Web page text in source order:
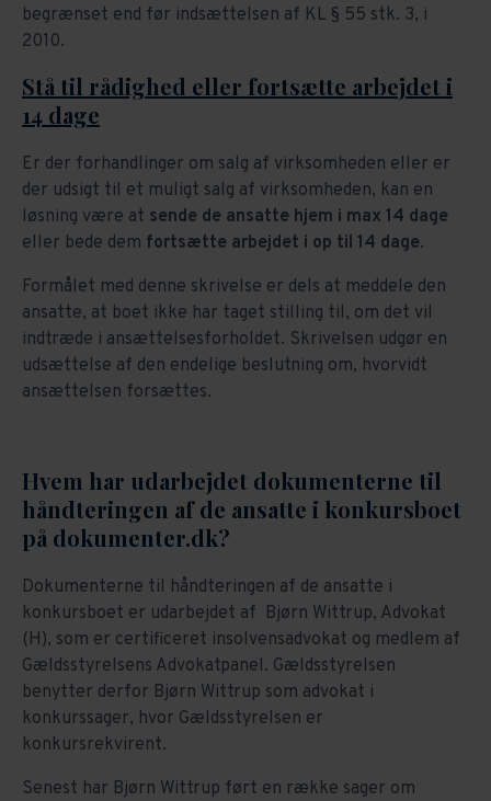
begrænset end før indsættelsen af KL § 55 stk. 3, i
2010.
Stå til rådighed eller fortsætte arbejdet i
14 dage
Er der forhandlinger om salg af virksomheden eller er
der udsigt til et muligt salg af virksomheden, kan en
løsning være at sende de ansatte hjem i max 14 dage
eller bede dem fortsætte arbejdet i op til 14 dage.
Formålet med denne skrivelse er dels at meddele den
ansatte, at boet ikke har taget stilling til, om det vil
indtræde i ansættelsesforholdet. Skrivelsen udgør en
udsættelse af den endelige beslutning om, hvorvidt
ansættelsen forsættes.
Hvem har udarbejdet dokumenterne til
håndteringen af de ansatte i konkursboet
på dokumenter.dk?
Dokumenterne til håndteringen af de ansatte i
konkursboet er udarbejdet af Bjørn Wittrup, Advokat
(H), som er certificeret insolvensadvokat og medlem af
Gældsstyrelsens Advokatpanel. Gældsstyrelsen
benytter derfor Bjørn Wittrup som advokat i
konkurssager, hvor Gældsstyrelsen er
konkursrekvirent.
Senest har Bjørn Wittrup ført en række sager om